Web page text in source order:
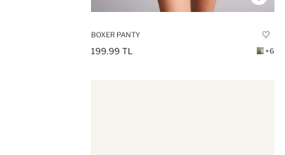
BOXER PANTY
199.99 TL +6